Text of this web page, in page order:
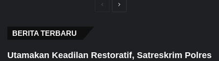
PreviousNext
BERITA TERBARU
Utamakan Keadilan Restoratif, Satreskrim Polres